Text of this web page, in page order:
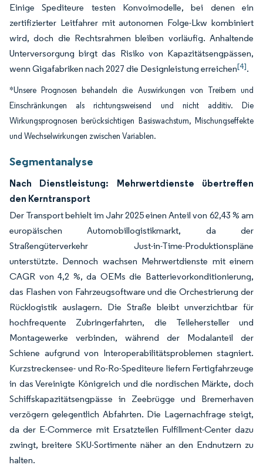
Einige Spediteure testen Konvoimodelle, bei denen ein
zertifizierter Leitfahrer mit autonomen Folge-Lkw kombiniert
wird, doch die Rechtsrahmen bleiben vorläufig. Anhaltende
Unterversorgung birgt das Risiko von Kapazitätsengpässen,
wenn Gigafabriken nach 2027 die Designleistung erreichen[4].
*Unsere Prognosen behandeln die Auswirkungen von Treibern und
Einschränkungen als richtungsweisend und nicht additiv. Die
Wirkungsprognosen berücksichtigen Basiswachstum, Mischungseffekte
und Wechselwirkungen zwischen Variablen.
Segmentanalyse
Nach Dienstleistung: Mehrwertdienste übertreffen
den Kerntransport
Der Transport behielt im Jahr 2025 einen Anteil von 62,43 % am
europäischen Automobillogistikmarkt, da der
Straßengüterverkehr Just-in-Time-Produktionspläne
unterstützte. Dennoch wachsen Mehrwertdienste mit einem
CAGR von 4,2 %, da OEMs die Batterievorkonditionierung,
das Flashen von Fahrzeugsoftware und die Orchestrierung der
Rücklogistik auslagern. Die Straße bleibt unverzichtbar für
hochfrequente Zubringerfahrten, die Teilehersteller und
Montagewerke verbinden, während der Modalanteil der
Schiene aufgrund von Interoperabilitätsproblemen stagniert.
Kurzstreckensee- und Ro-Ro-Spediteure liefern Fertigfahrzeuge
in das Vereinigte Königreich und die nordischen Märkte, doch
Schiffskapazitätsengpässe in Zeebrügge und Bremerhaven
verzögern gelegentlich Abfahrten. Die Lagernachfrage steigt,
da der E-Commerce mit Ersatzteilen Fulfillment-Center dazu
zwingt, breitere SKU-Sortimente näher an den Endnutzern zu
halten.